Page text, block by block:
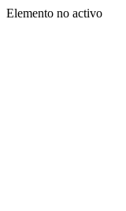
Elemento no activo